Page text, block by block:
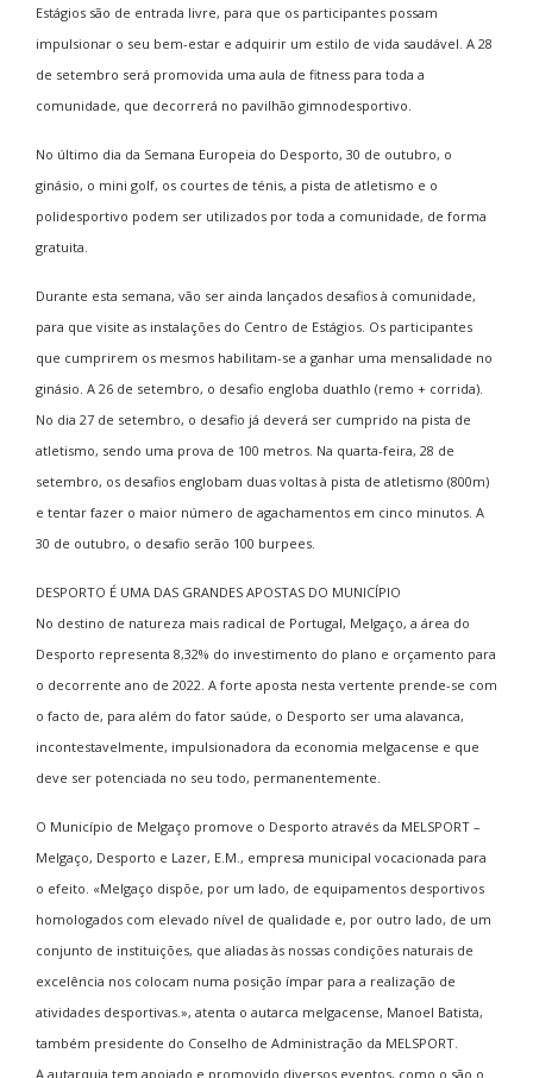
Estágios são de entrada livre, para que os participantes possam
impulsionar o seu bem-estar e adquirir um estilo de vida saudável. A 28
de setembro será promovida uma aula de fitness para toda a
comunidade, que decorrerá no pavilhão gimnodesportivo.
No último dia da Semana Europeia do Desporto, 30 de outubro, o
ginásio, o mini golf, os courtes de ténis, a pista de atletismo e o
polidesportivo podem ser utilizados por toda a comunidade, de forma
gratuita.
Durante esta semana, vão ser ainda lançados desafios à comunidade,
para que visite as instalações do Centro de Estágios. Os participantes
que cumprirem os mesmos habilitam-se a ganhar uma mensalidade no
ginásio. A 26 de setembro, o desafio engloba duathlo (remo + corrida).
No dia 27 de setembro, o desafio já deverá ser cumprido na pista de
atletismo, sendo uma prova de 100 metros. Na quarta-feira, 28 de
setembro, os desafios englobam duas voltas à pista de atletismo (800m)
e tentar fazer o maior número de agachamentos em cinco minutos. A
30 de outubro, o desafio serão 100 burpees.
DESPORTO É UMA DAS GRANDES APOSTAS DO MUNICÍPIO
No destino de natureza mais radical de Portugal, Melgaço, a área do
Desporto representa 8,32% do investimento do plano e orçamento para
o decorrente ano de 2022. A forte aposta nesta vertente prende-se com
o facto de, para além do fator saúde, o Desporto ser uma alavanca,
incontestavelmente, impulsionadora da economia melgacense e que
deve ser potenciada no seu todo, permanentemente.
O Município de Melgaço promove o Desporto através da MELSPORT –
Melgaço, Desporto e Lazer, E.M., empresa municipal vocacionada para
o efeito. «Melgaço dispõe, por um lado, de equipamentos desportivos
homologados com elevado nível de qualidade e, por outro lado, de um
conjunto de instituições, que aliadas às nossas condições naturais de
excelência nos colocam numa posição ímpar para a realização de
atividades desportivas.», atenta o autarca melgacense, Manoel Batista,
também presidente do Conselho de Administração da MELSPORT.
A autarquia tem apoiado e promovido diversos eventos, como o são o